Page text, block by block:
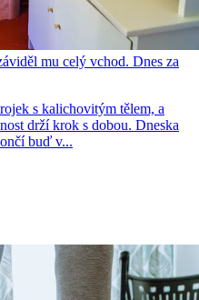
mu celý vchod. Dnes za
s kalichovitým tělem, a
drží krok s dobou. Dneska
buď v...